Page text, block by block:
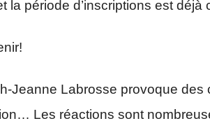
la période d’inscriptions est déjà
Jeanne Labrosse provoque des
Les réactions sont